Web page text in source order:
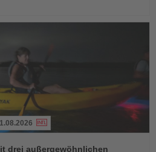
drei außergewöhnlichen